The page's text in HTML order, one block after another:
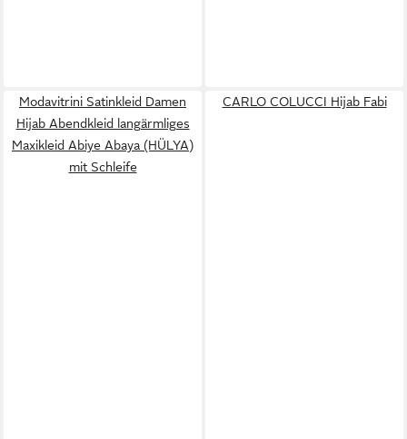
Modavitrini Satinkleid Damen
Hijab Abendkleid langärmliges
Maxikleid Abiye Abaya (HÜLYA)
mit Schleife
CARLO COLUCCI Hijab Fabi